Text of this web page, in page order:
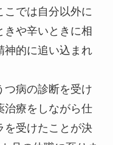
では自分以外に
や辛いときに相
神的に追い込まれ
つ病の診断を受け
治療をしながら仕
を受けたことが決